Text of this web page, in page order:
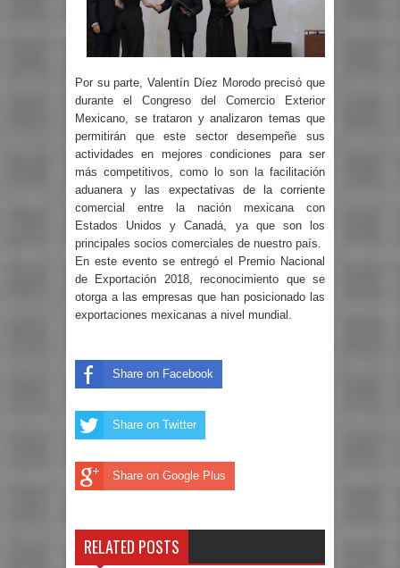
Por su parte, Valentín Díez Morodo precisó que
durante el Congreso del Comercio Exterior
Mexicano, se trataron y analizaron temas que
permitirán que este sector desempeñe sus
actividades en mejores condiciones para ser
más competitivos, como lo son la facilitación
aduanera y las expectativas de la corriente
comercial entre la nación mexicana con
Estados Unidos y Canadá, ya que son los
principales socios comerciales de nuestro país.
En este evento se entregó el Premio Nacional
de Exportación 2018, reconocimiento que se
otorga a las empresas que han posicionado las
exportaciones mexicanas a nivel mundial.
Share on Facebook
Share on Twitter
Share on Google Plus
RELATED POSTS